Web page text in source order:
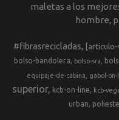
maletas a los
hombre,
#fibrasrecicladas
bolso-bandolera bolso-sra
equipaje-de-cabina gabol-on-
superior
kcb-on-line kcb-
urban